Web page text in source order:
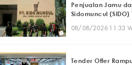
Penjualan Jamu
Sidomuncul (SIDO)
08/08/2026 11:33
Tender Offer